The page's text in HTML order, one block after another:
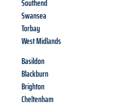
Southend
Swansea
Torbay
West Midlands
Basildon
Blackburn
Brighton
Cheltenham